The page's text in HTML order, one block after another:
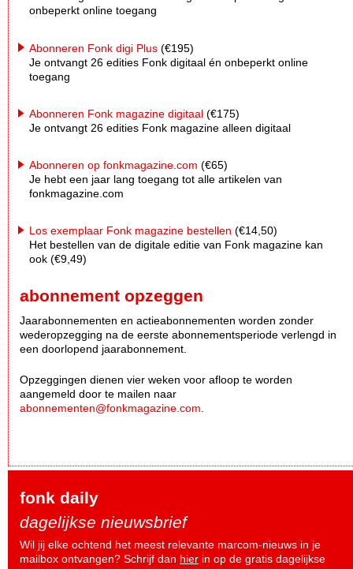
onbeperkt online toegang
Abonneren Fonk digi Plus (€195)
Je ontvangt 26 edities Fonk digitaal én onbeperkt online
toegang
Abonneren Fonk magazine digitaal (€175)
Je ontvangt 26 edities Fonk magazine alleen digitaal
Abonneren op fonkmagazine.com (€65)
Je hebt een jaar lang toegang tot alle artikelen van
fonkmagazine.com
Los exemplaar Fonk magazine bestellen (€14,50)
Het bestellen van de digitale editie van Fonk magazine kan
ook (€9,49)
abonnement opzeggen
Jaarabonnementen en actieabonnementen worden zonder
wederopzegging na de eerste abonnementsperiode verlengd in
een doorlopend jaarabonnement.
Opzeggingen dienen vier weken voor afloop te worden
aangemeld door te mailen naar
abonnementen@fonkmagazine.com.
fonk daily
dagelijkse nieuwsbrief
Wil jij elke ochtend het meest relevante marcom-nieuws in je
mailbox ontvangen? Schrijf dan hier in op de gratis dagelijkse